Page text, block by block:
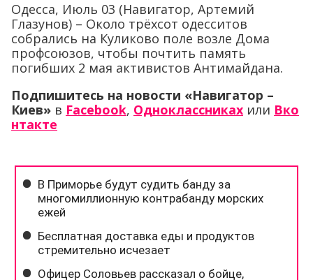
Одесса, Июль 03 (Навигатор, Артемий
Глазунов) – Около трёхсот одесситов
собрались на Куликово поле возле Дома
профсоюзов, чтобы почтить память
погибших 2 мая активистов Антимайдана.
Подпишитесь на новости «Навигатор –
Киев» в Facebook, Одноклассниках или Вко
нтакте